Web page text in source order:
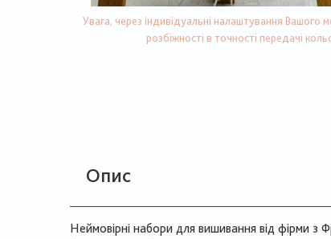
Увага, через індивідуальні налаштування Вашого
розбіжності в точності передачі
Опис
Неймовірні набори для вишивання від фірми з